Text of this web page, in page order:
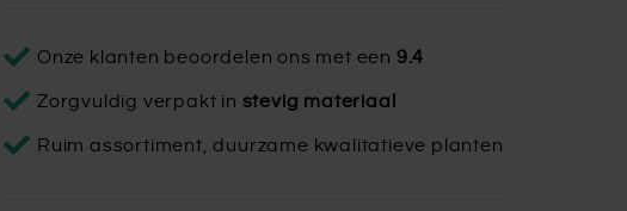
Onze klanten beoordelen ons met een 9.4
Zorgvuldig verpakt in stevig materiaal
Ruim assortiment, duurzame kwalitatieve planten